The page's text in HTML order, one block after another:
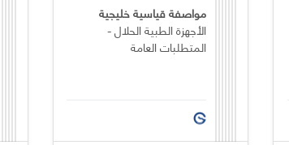
مواصفة قياسية خليجية
الأجهزة الطبية الحلال -
المتطلبات العامة